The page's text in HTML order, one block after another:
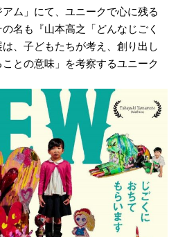
ム」にて、ユニークで心に残る
名も『山本高之「どんなじごく
、子どもたちが考え、創り出し
との意味」を考察するユニーク